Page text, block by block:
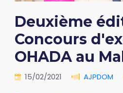
Deuxième
Concours
OHADA au
15/02/2021 AJPDOM